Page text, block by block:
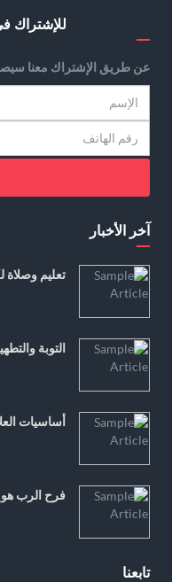
للإشتراك
عن طريق الإشتراك معنا
آخر الأخبار
تعليم وصلاة
التوبة
أساسيات
فرح الرب هو
تابعنا